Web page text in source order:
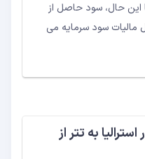
این حال، سود حاصل از
مالیات سود سرمایه می
به تتر از